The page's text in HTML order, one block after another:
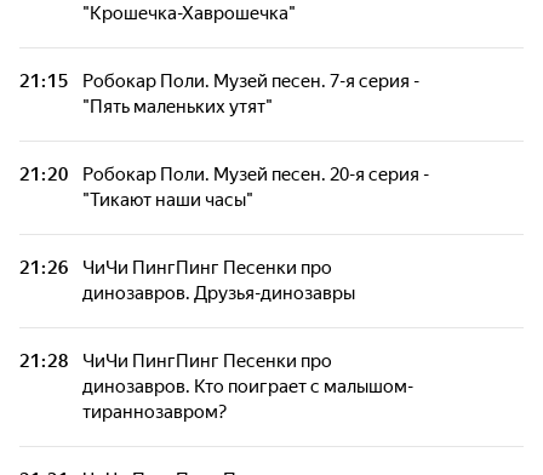
"Крошечка-Хаврошечка"
21:15
Робокар Поли. Музей песен. 7-я серия -
"Пять маленьких утят"
21:20
Робокар Поли. Музей песен. 20-я серия -
"Тикают наши часы"
21:26
ЧиЧи ПингПинг Песенки про
динозавров. Друзья-динозавры
21:28
ЧиЧи ПингПинг Песенки про
динозавров. Кто поиграет с малышом-
тираннозавром?